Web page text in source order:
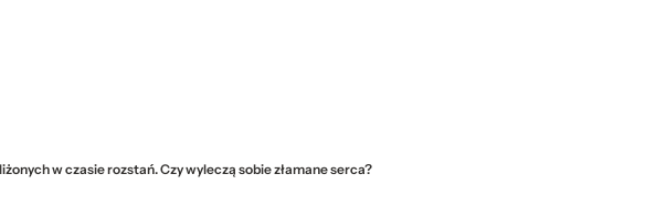
w czasie rozstań. Czy wyleczą sobie złamane serca?